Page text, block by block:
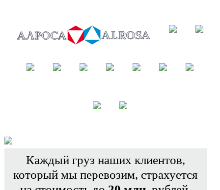
Каждый груз наших клиентов,
который мы перевозим, страхуется